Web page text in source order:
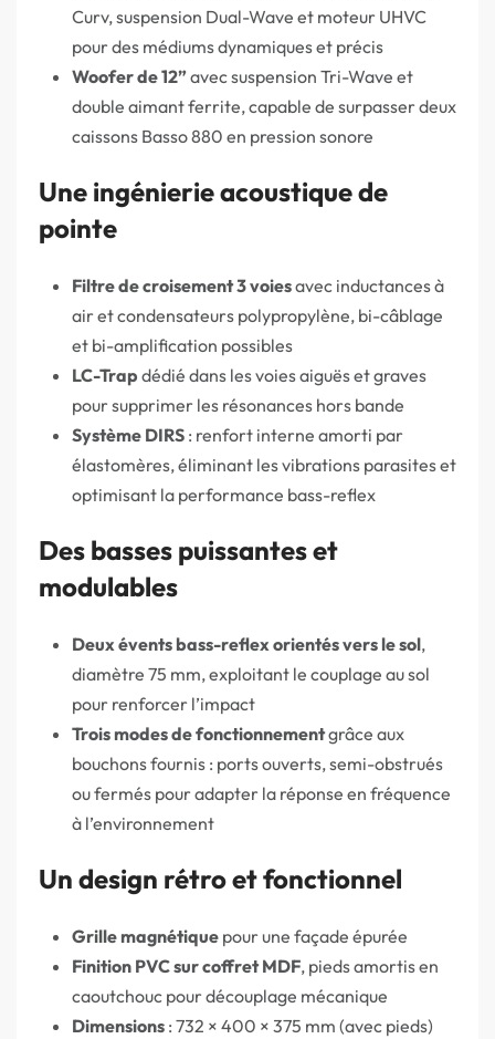
Curv, suspension Dual-Wave et moteur UHVC
pour des médiums dynamiques et précis
Woofer de 12”avec suspension Tri-Wave et
double aimant ferrite, capable de surpasser deux
caissons Basso 880 en pression sonore
Une ingénierie acoustique de
pointe
Filtre de croisement 3 voiesavec inductances à
air et condensateurs polypropylène, bi-câblage
et bi-amplification possibles
LC-Trap dédié dans les voies aiguës et graves
pour supprimer les résonances hors bande
Système DIRS : renfort interne amorti par
élastomères, éliminant les vibrations parasites et
optimisant la performance bass-reflex
Des basses puissantes et
modulables
Deux évents bass-reflex orientés vers le sol,
diamètre 75 mm, exploitant le couplage au sol
pour renforcer l’impact
Trois modes de fonctionnementgrâce aux
bouchons fournis : ports ouverts, semi-obstrués
ou fermés pour adapter la réponse en fréquence
à l’environnement
Un design rétro et fonctionnel
Grille magnétique pour une façade épurée
Finition PVC sur coffret MDF, pieds amortis en
caoutchouc pour découplage mécanique
Dimensions : 732 × 400 × 375 mm (avec pieds)